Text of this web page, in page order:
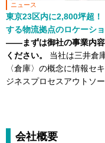
ニュース
東京23区内に2,800坪超
する物流拠点のロケーシ
――まずは御社の事業内容
ください。
当社は三井倉
〈倉庫〉の概念に情報セ
ジネスプロセスアウトソー
会社概要